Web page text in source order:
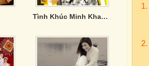
Tình Khúc Minh Khang - 20 Năm Song Ca